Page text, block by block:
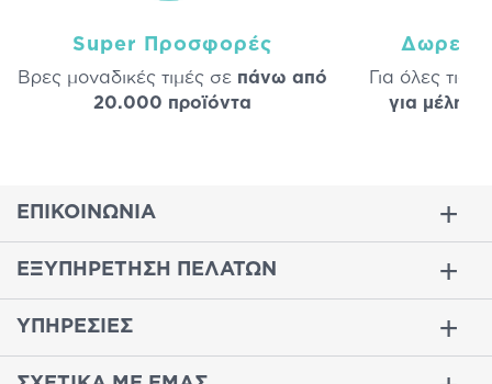
Super Προσφορές
Βρες μοναδικές τιμές σε πάνω από
20.000 προϊόντα
Δωρεάν
Για όλες τις
για μέλη
ΕΠΙΚΟΙΝΩΝΙΑ
ΕΞΥΠΗΡΕΤΗΣΗ ΠΕΛΑΤΩΝ
ΥΠΗΡΕΣΙΕΣ